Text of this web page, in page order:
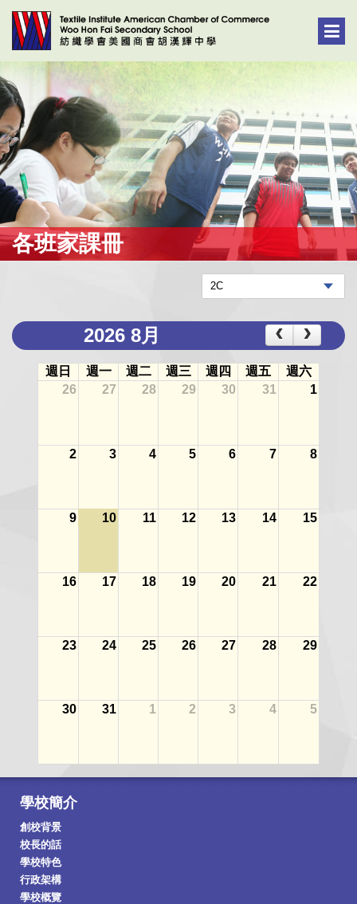
各班家課冊
2026 8月
週日 週一 週二 週三 週四 週五
週六
26
27 28 29 30 31 1
2 3 4 5 6 7 8
9 10 11 12 13 14 15
16 17 18 19 20 21 22
23 24 25 26 27 28 29
30 31 1 2 3 4 5
學校簡介
創校背景
校長的話
學校特色
行政架構
學校概覽